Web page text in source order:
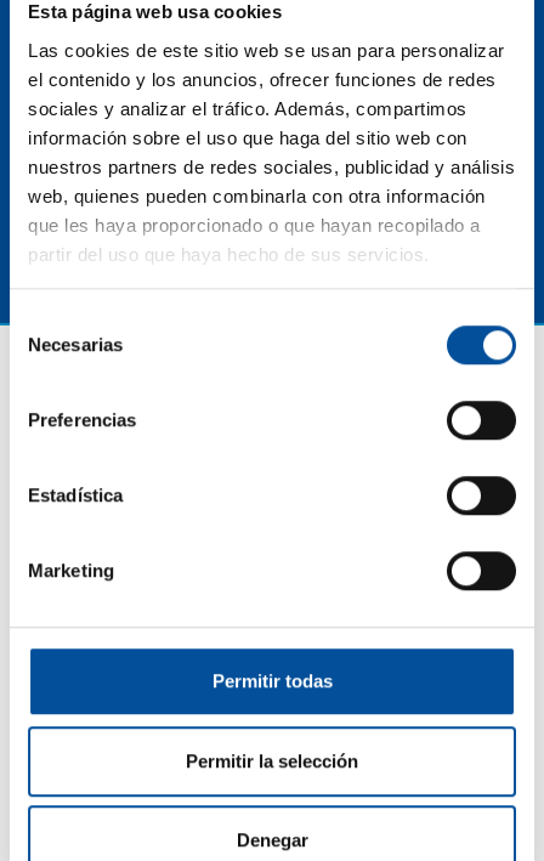
Esta página web usa cookies
Las cookies de este sitio web se usan para personalizar
el contenido y los anuncios, ofrecer funciones de redes
sociales y analizar el tráfico. Además, compartimos
información sobre el uso que haga del sitio web con
nuestros partners de redes sociales, publicidad y análisis
web, quienes pueden combinarla con otra información
que les haya proporcionado o que hayan recopilado a
partir del uso que haya hecho de sus servicios.
Selección
Necesarias
Preferencias
Estadística
Marketing
Permitir todas
Permitir la selección
Denegar
un enfoque más consciente, sostenible y ético,
asegurando la preservación de los recursos naturales
para las generaciones presentes y futuras. De todo
esto y más conversaremos en esta mesa llena de
talento.
hello@sunandbluecongress.com
press@sunandbluecongress.com
comercial@sunandbluecongress.com
awards@sunandbluecongress.com